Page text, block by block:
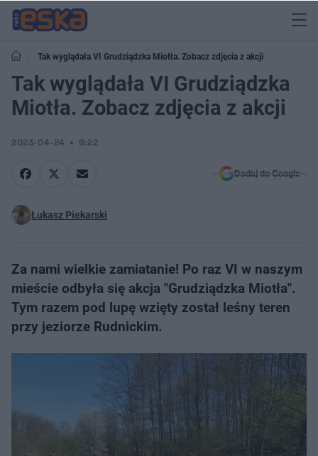
Tak wyglądała VI Grudziądzka Miotła. Zobacz zdjęcia z akcji
Tak wyglądała VI Grudziądzka
Miotła. Zobacz zdjęcia z akcji
2023-04-24 9:22
Dodaj do Google
Łukasz Piekarski
Za nami wielkie zamiatanie! Po raz VI w naszym
mieście odbyła się akcja "Grudziądzka Miotła".
Tym razem pod lupę wzięty został leśny teren
przy jeziorze Rudnickim.